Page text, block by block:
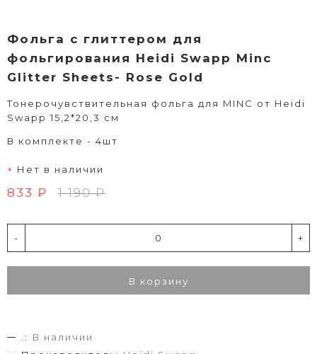
Фольга с глиттером для
фольгирования Heidi Swapp Minc
Glitter Sheets- Rose Gold
Тонерочувствительная фольга для MINC от Heidi
Swapp 15,2*20,3 см
В комплекте - 4шт
Нет в наличии
833 ₽ 1 190 ₽
- +
В корзину
.:
В наличии